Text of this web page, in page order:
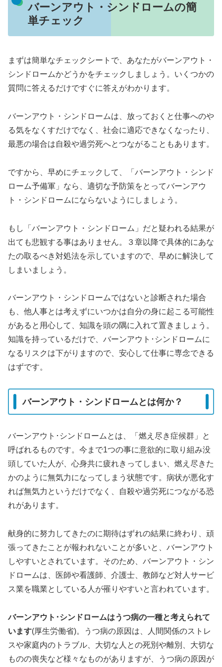
バーンアウト・シンドロームの簡
単チェック
まずは簡単なチェックシートで、あなたがバーンアウト・
シンドロームかどうかをチェックしましょう。いくつかの
質問に答えるだけですぐに答えがわかります。
バーンアウト・シンドロームは、放っておくと仕事へのや
る気をなくすだけでなく、社会に適応できなくなったり、
最悪の場合は自殺や過労死へとつながることもあります。
ですから、早めにチェックして、「バーンアウト・シンド
ローム予備軍」なら、適切な予防策をとってバーンアウ
ト・シンドロームにならないようにしましょう。
もし「バーンアウト・シンドローム」だと疑われる結果が
出ても悲観する事はありません。３章以降で具体的にあな
たの取るべき対処法を示していますので、早めに解決して
しまいましょう。
バーンアウト・シンドロームではないと診断された場合
も、他人事とは考えずにいつかは自分の身に起こる可能性
があると用心して、知識を頭の隅に入れて置きましょう。
知識を持っているだけで、バーンアウト･シンドロームに
なるリスクは下がりますので、安心して仕事に専念できる
はずです。
バーンアウト・シンドロームとは何か？
バーンアウト･シンドロームとは、「燃え尽き症候群」と
呼ばれるものです。今まで1つの事に意欲的に取り組み没
頭していた人が、心身共に疲れきってしまい、燃え尽きた
かのように無気力になってしまう状態です。病状が悪化す
れば無気力というだけでなく、自殺や過労死につながる恐
れがあります。
献身的に努力してきたのに期待はずれの結果に終わり、頑
張ってきたことが報われないことが多いと、バーンアウト
しやすいとされています。そのため、バーンアウト・シン
ドロームは、医師や看護師、介護士、教師など対人サービ
ス業を職業としている人が罹りやすいと言われています。
バーンアウト･シンドロームはうつ病の一種と考えられて
います(厚生労働省)。うつ病の原因は、人間関係のストレ
スや家庭内のトラブル、大切な人との死別や離別、大切な
ものの喪失など様々なものがありますが、うつ病の原因が